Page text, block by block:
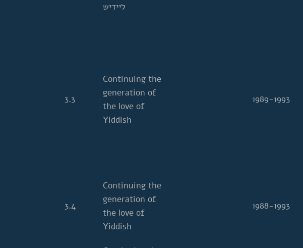
ליידיש
1989-1993
Continuing the
generation of
the love of
Yiddish
3.3
1988-1993
Continuing the
generation of
the love of
Yiddish
3.4